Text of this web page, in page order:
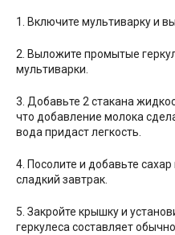
1. Включите мультиварку и
2. Выложите промытые
мультиварки.
3. Добавьте 2 стакана
что добавление молока
вода придаст легкость.
4. Посолите и добавьте сахар
сладкий завтрак.
5. Закройте крышку и
геркулеса составляет